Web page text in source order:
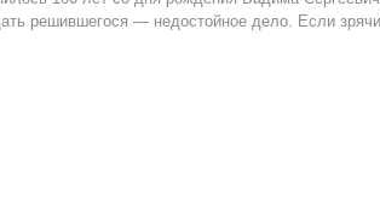
решившегося — недостойное дело. Если